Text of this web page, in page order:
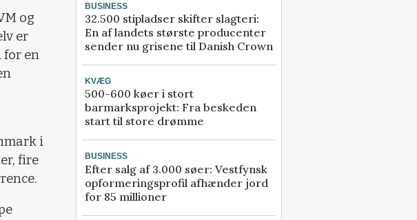
og
er
for en
i
fire
BUSINESS
32.500 stipladser skifter slagteri:
En af landets største producenter
sender nu grisene til Danish Crown
KVÆG
500-600 køer i stort
barmarksprojekt: Fra beskeden
start til store drømme
BUSINESS
Efter salg af 3.000 søer: Vestfynsk
opformeringsprofil afhænder jord
for 85 millioner